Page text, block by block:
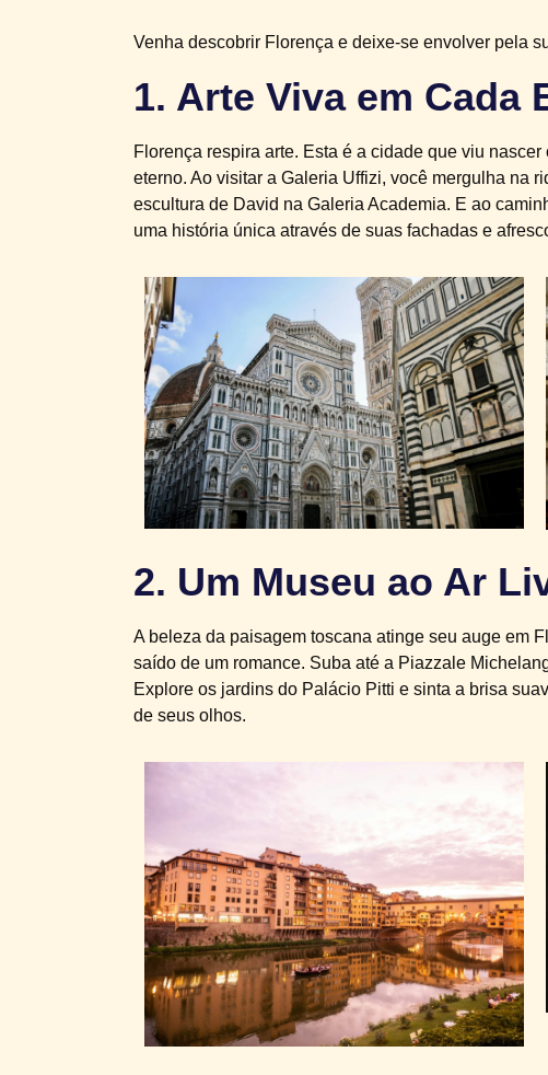
Venha descobrir Florença e deixe-se envolver pela
1. Arte Viva em Cada
Florença respira arte. Esta é a cidade que viu
eterno. Ao visitar a Galeria Uffizi, você mergulha na
escultura de David na Galeria Academia. E ao
uma história única através de suas fachadas e
2. Um Museu ao Ar
A beleza da paisagem toscana atinge seu auge em
saído de um romance. Suba até a Piazzale
Explore os jardins do Palácio Pitti e sinta a brisa
de seus olhos.